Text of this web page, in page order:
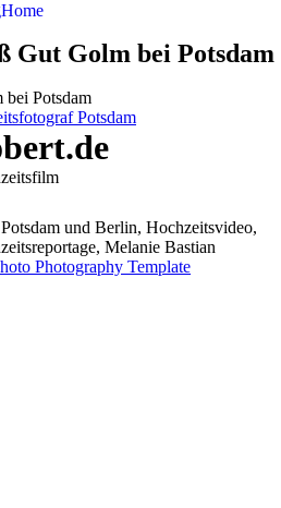
Home
Gut Golm bei Potsdam
Potsdam
Potsdam
und Berlin, Hochzeitsvideo,
Melanie Bastian
Photography Template